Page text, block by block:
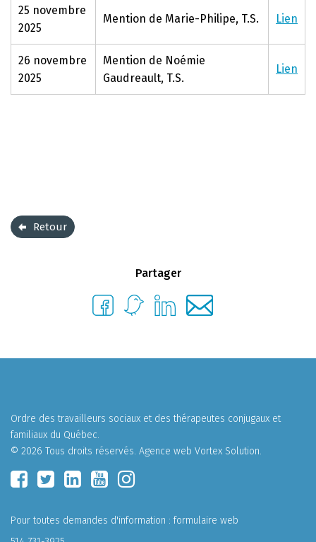
25 novembre
2025
Mention de Marie-Philipe, T.S. Lien
26 novembre
2025
Mention de Noémie
Gaudreault, T.S.
Lien
Retour
Partager
Ordre des travailleurs sociaux et des thérapeutes conjugaux et
familiaux du Québec.
© 2026 Tous droits réservés. Agence web Vortex Solution.
Pour toutes demandes d'information :formulaire web